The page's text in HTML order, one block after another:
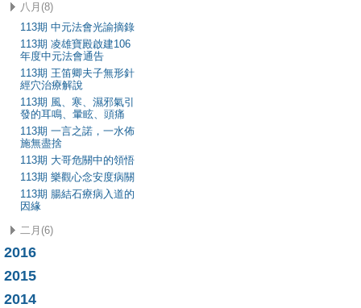
八月(8)
113期 中元法會光諭摘錄
113期 凌雄寶殿啟建106
年度中元法會通告
113期 王笛卿夫子無形針
經穴治療解說
113期 風、寒、濕邪氣引
發的耳鳴、暈眩、頭痛
113期 一言之諾，一水佈
施無盡捨
113期 大哥危關中的領悟
113期 樂觀心念安度病關
113期 腸結石療病入道的
因緣
二月(6)
2016
2015
2014